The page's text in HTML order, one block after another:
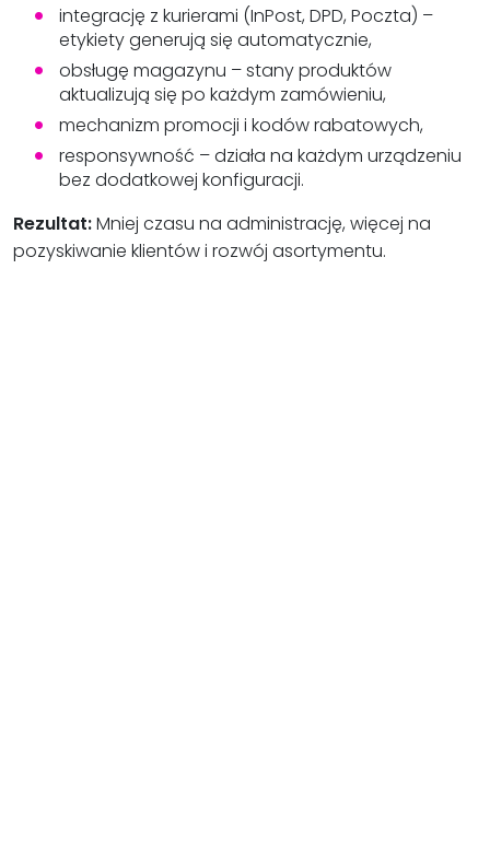
integrację z kurierami (InPost, DPD, Poczta) –
etykiety generują się automatycznie,
obsługę magazynu – stany produktów
aktualizują się po każdym zamówieniu,
mechanizm promocji i kodów rabatowych,
responsywność – działa na każdym urządzeniu
bez dodatkowej konfiguracji.
Rezultat:Mniej czasu na administrację, więcej na
pozyskiwanie klientów i rozwój asortymentu.